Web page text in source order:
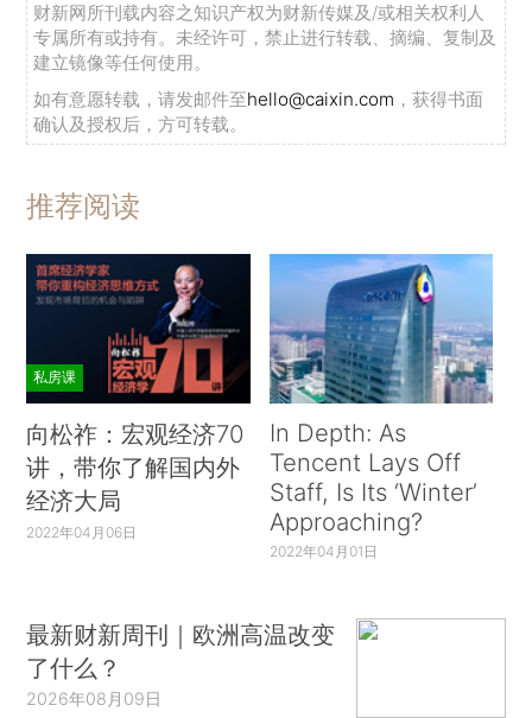
财新网所刊载内容之知识产权为财新传媒及/或相关权利人
专属所有或持有。未经许可，禁止进行转载、摘编、复制及
建立镜像等任何使用。
如有意愿转载，请发邮件至hello@caixin.com ，获得书面
确认及授权后，方可转载。
推荐阅读
私房课
向松祚：宏观经济70
讲，带你了解国内外
经济大局
2022年04月06日
In Depth: As
Tencent Lays Off
Staff, Is Its ‘Winter’
Approaching?
2022年04月01日
最新财新周刊｜欧洲高温改变
了什么？
2026年08月09日